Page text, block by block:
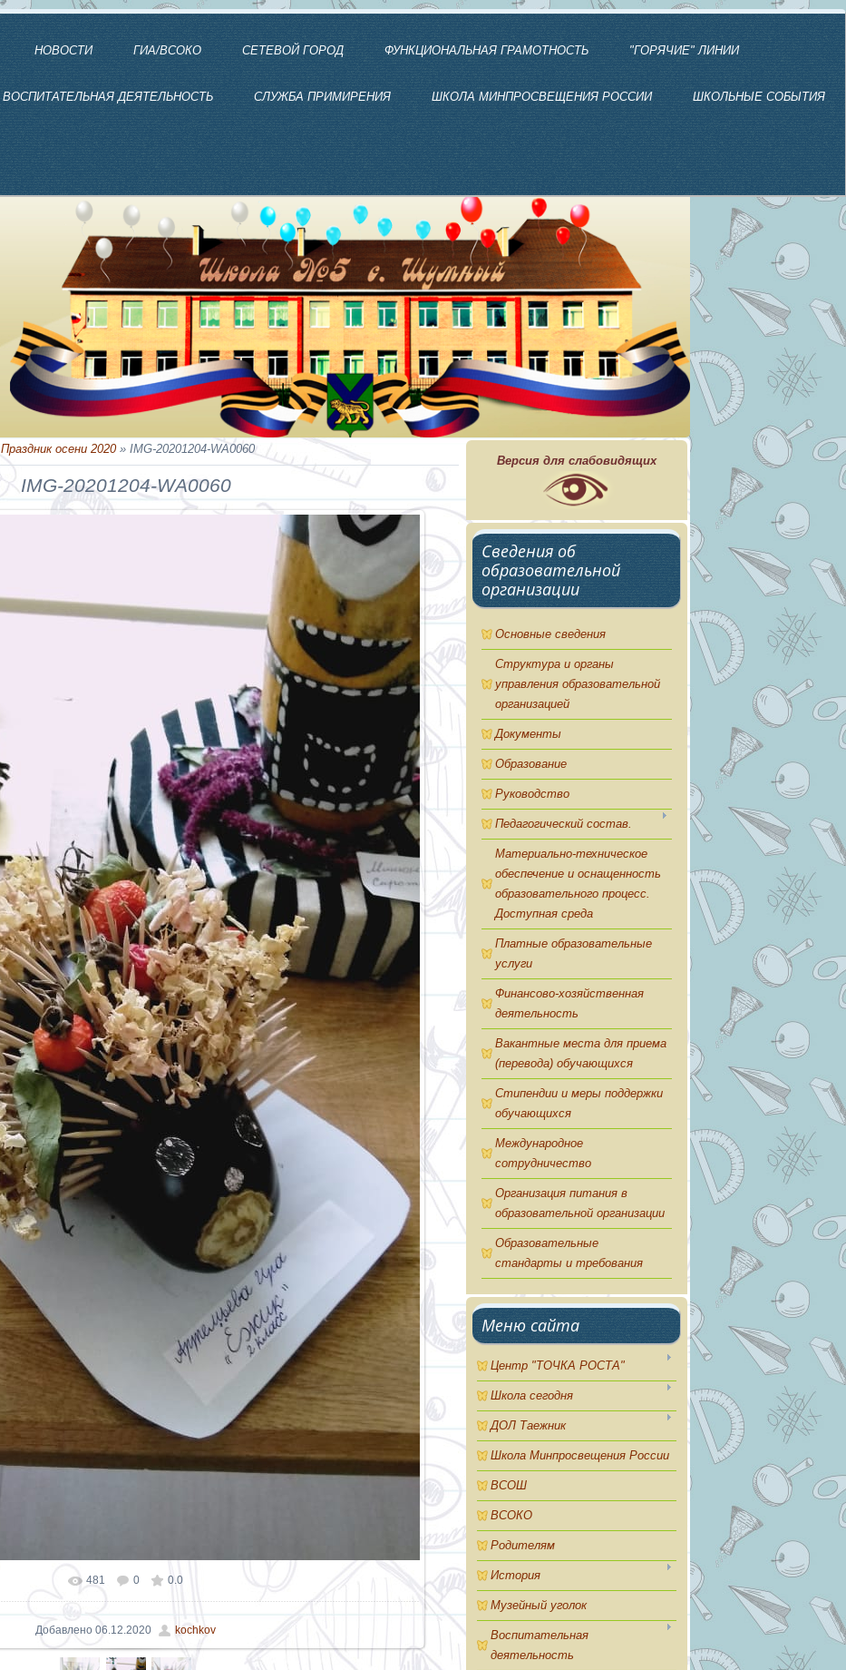
НОВОСТИ ГИА/ВСОКО СЕТЕВОЙ ГОРОД ФУНКЦИОНАЛЬНАЯ ГРАМОТНОСТЬ "ГОРЯЧИЕ" ЛИНИИ
ВОСПИТАТЕЛЬНАЯ ДЕЯТЕЛЬНОСТЬ СЛУЖБА ПРИМИРЕНИЯ ШКОЛА МИНПРОСВЕЩЕНИЯ РОССИИ ШКОЛЬНЫЕ СОБЫТИЯ
Праздник осени 2020» IMG-20201204-WA0060
IMG-20201204-WA0060
481 0 0.0
Добавлено 06.12.2020 kochkov
Версия для слабовидящих
Сведения об
образовательной
организации
Основные сведения
Структура и органы
управления образовательной
организацией
Документы
Образование
Руководство
Педагогический состав.
Материально-техническое
обеспечение и оснащенность
образовательного процесс.
Доступная среда
Платные образовательные
услуги
Финансово-хозяйственная
деятельность
Вакантные места для приема
(перевода) обучающихся
Стипендии и меры поддержки
обучающихся
Международное
сотрудничество
Организация питания в
образовательной организации
Образовательные
стандарты и требования
Меню сайта
Центр "ТОЧКА РОСТА"
Школа сегодня
ДОЛ Таежник
Школа Минпросвещения России
ВСОШ
ВСОКО
Родителям
История
Музейный уголок
Воспитательная
деятельность